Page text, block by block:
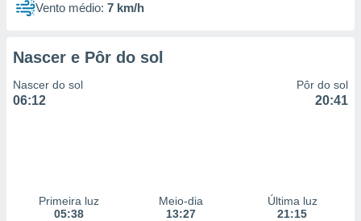
Vento médio: 7 km/h
Nascer e Pôr do sol
Nascer do sol
06:12
Pôr do sol
20:41
Primeira luz
05:38
Meio-dia
13:27
Última luz
21:15